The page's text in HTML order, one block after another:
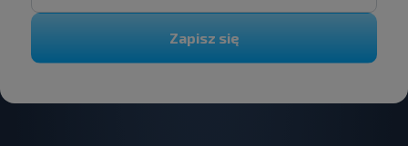
Zapisz się